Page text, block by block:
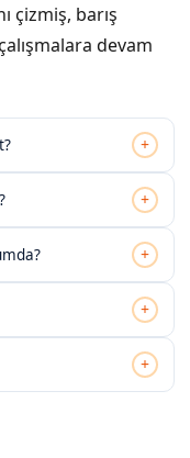
çizmiş, barış
devam
+
+
+
+
+